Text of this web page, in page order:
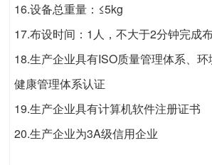
16.设备总重量：≤5kg
17.布设时间：1人，不大于2分钟完成
18.生产企业具有ISO质量管理体系、
健康管理体系认证
19.生产企业具有计算机软件注册证书
20.生产企业为3A级信用企业